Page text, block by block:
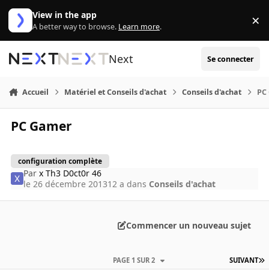
Aller au contenu
View in the app
A better way to browse. Learn more. ×
Next Se connecter
Accueil Matériel et Conseils d'achat Conseils d'achat
PC Gamer
configuration complète
Parx Th3 D0ct0r 46
le 26 décembre 201312 a dans Conseils d'achat
Commencer un nouveau sujet
SUIVANT
PAGE 1 SUR 2